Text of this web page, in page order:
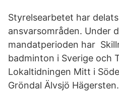
Styrelsearbetet har
ansvarsområden. Under
mandatperioden har
badminton i Sverige och
Lokaltidningen Mitt i
Gröndal Älvsjö